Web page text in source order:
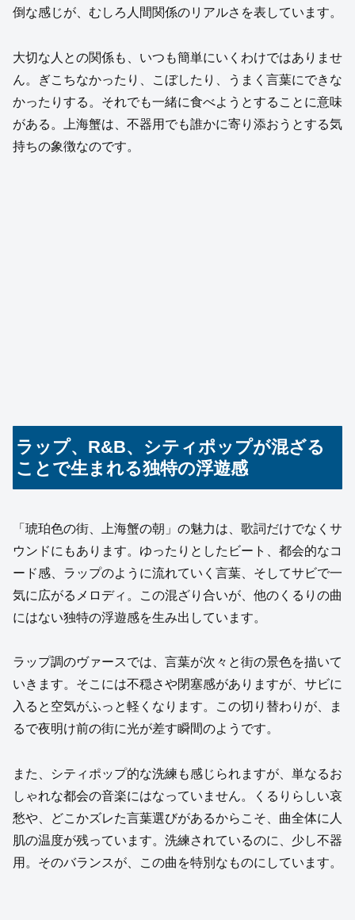
倒な感じが、むしろ人間関係のリアルさを表しています。
大切な人との関係も、いつも簡単にいくわけではありませ
ん。ぎこちなかったり、こぼしたり、うまく言葉にできな
かったりする。それでも一緒に食べようとすることに意味
がある。上海蟹は、不器用でも誰かに寄り添おうとする気
持ちの象徴なのです。
ラップ、R&B、シティポップが混ざる
ことで生まれる独特の浮遊感
「琥珀色の街、上海蟹の朝」の魅力は、歌詞だけでなくサ
ウンドにもあります。ゆったりとしたビート、都会的なコ
ード感、ラップのように流れていく言葉、そしてサビで一
気に広がるメロディ。この混ざり合いが、他のくるりの曲
にはない独特の浮遊感を生み出しています。
ラップ調のヴァースでは、言葉が次々と街の景色を描いて
いきます。そこには不穏さや閉塞感がありますが、サビに
入ると空気がふっと軽くなります。この切り替わりが、ま
るで夜明け前の街に光が差す瞬間のようです。
また、シティポップ的な洗練も感じられますが、単なるお
しゃれな都会の音楽にはなっていません。くるりらしい哀
愁や、どこかズレた言葉選びがあるからこそ、曲全体に人
肌の温度が残っています。洗練されているのに、少し不器
用。そのバランスが、この曲を特別なものにしています。